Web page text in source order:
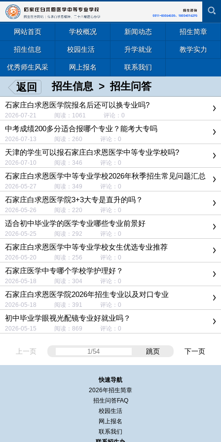
网站首页 学校概况 新闻动态 招生简章
招生信息 校园生活 升学就业 教学实力
优秀师生风采 网上报名 联系我们
返回 招生信息 >招生问答
石家庄白求恩医学院报名后还可以换专业吗?
2026-07-21 阅读：1061 评论：0
中考成绩200多分适合报哪个专业？能考大专吗
2026-07-13 阅读：260 评论：0
天津的学生可以报石家庄白求恩医学中等专业学校吗?
2026-07-10 阅读：346 评论：0
石家庄白求恩医学中等专业学校2026年秋季招生常见问题汇总
2026-05-27 阅读：349 评论：0
石家庄白求恩医学院3+3大专是直升的吗？
2026-05-26 阅读：220 评论：0
适合初中毕业学的医学专业哪些专业前景好
2026-05-25 阅读：292 评论：0
石家庄白求恩医学中等专业学校女生优选专业推荐
2026-05-20 阅读：256 评论：0
石家庄医学中专哪个学校学护理好？
2026-05-18 阅读：304 评论：0
石家庄白求恩医学院2026年招生专业以及对口专业
2026-05-18 阅读：391 评论：0
初中毕业学眼视光配镜专业好就业吗？
2026-05-15 阅读：869 评论：0
上一页 跳页 下一页
快速导航
2026年招生简章
招生问答FAQ
校园生活
网上报名
联系我们